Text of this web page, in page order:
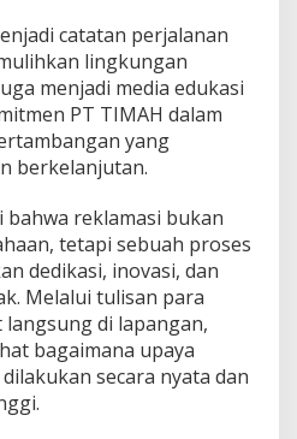
catatan perjalanan
lingkungan
menjadi media edukasi
PT TIMAH dalam
yang
berkelanjutan.
reklamasi bukan
tetapi sebuah proses
dedikasi, inovasi, dan
Melalui tulisan para
di lapangan,
bagaimana upaya
secara nyata dan